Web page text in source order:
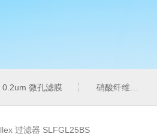
微孔滤膜 硝酸纤维素( NC 膜 )7182-004 0.2um 微孔滤膜
过滤器 SLFGL25BS